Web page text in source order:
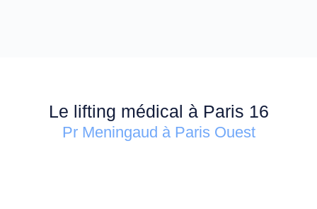
Le lifting médical à Paris 16
Pr Meningaud à Paris Ouest